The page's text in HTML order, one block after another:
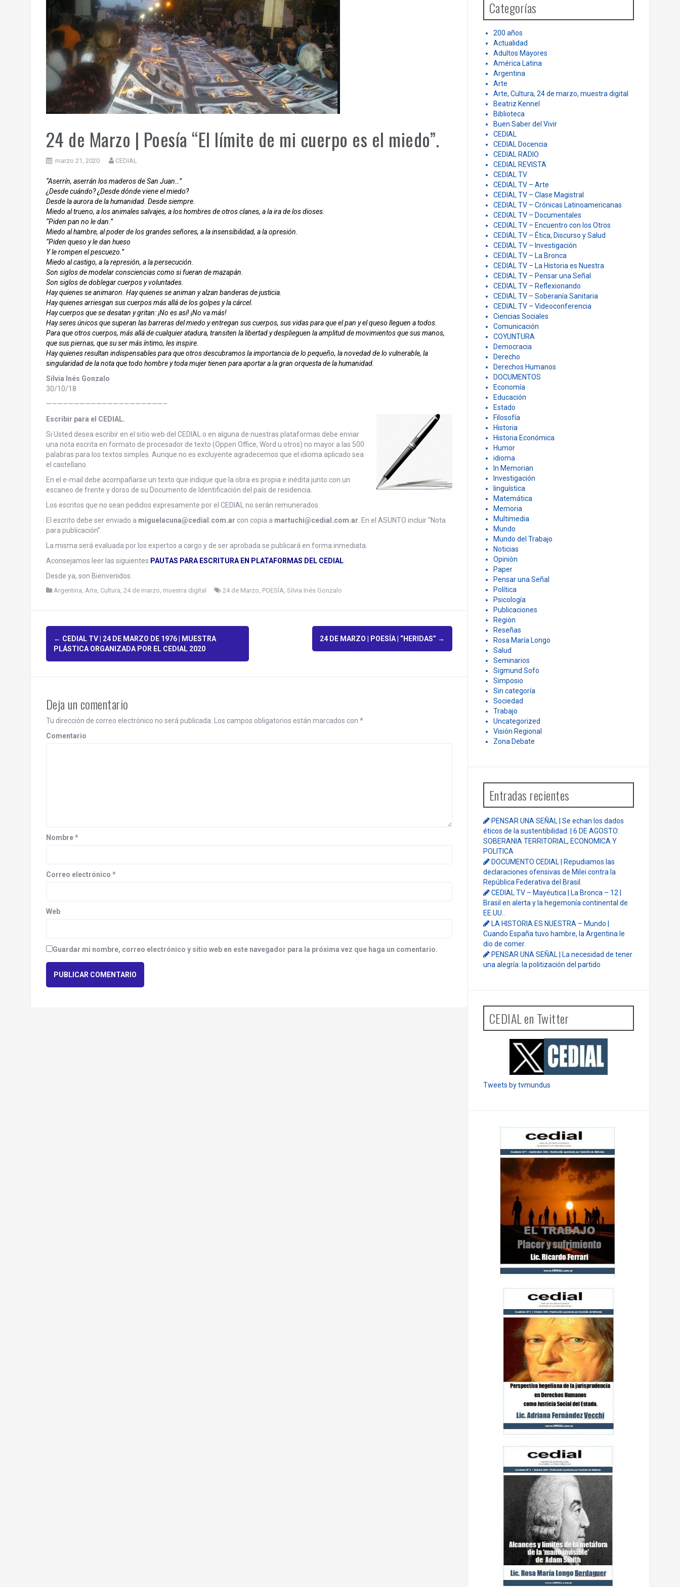
24 de Marzo | Poesía “El límite de mi cuerpo es el miedo”.
marzo 21, 2020 CEDIAL
“Aserrín, aserrán los maderos de San Juan…”
¿Desde cuándo? ¿Desde dónde viene el miedo?
Desde la aurora de la humanidad. Desde siempre.
Miedo al trueno, a los animales salvajes, a los hombres de otros clanes, a la ira de los dioses.
“Piden pan no le dan.”
Miedo al hambre, al poder de los grandes señores, a la insensibilidad, a la opresión.
“Piden queso y le dan hueso
Y le rompen el pescuezo.”
Miedo al castigo, a la represión, a la persecución.
Son siglos de modelar consciencias como si fueran de mazapán.
Son siglos de doblegar cuerpos y voluntades.
Hay quienes se animaron. Hay quienes se animan y alzan banderas de justicia.
Hay quienes arriesgan sus cuerpos más allá de los golpes y la cárcel.
Hay cuerpos que se desatan y gritan: ¡No es así! ¡No va más!
Hay seres únicos que superan las barreras del miedo y entregan sus cuerpos, sus vidas para que el pan y el queso lleguen a todos.
Para que otros cuerpos, más allá de cualquier atadura, transiten la libertad y desplieguen la amplitud de movimientos que sus manos,
que sus piernas, que su ser más íntimo, les inspire.
Hay quienes resultan indispensables para que otros descubramos la importancia de lo pequeño, la novedad de lo vulnerable, la
singularidad de la nota que todo hombre y toda mujer tienen para aportar a la gran orquesta de la humanidad.
Silvia Inés Gonzalo
30/10/18
—————————————————————–
Escribir para el CEDIAL.
Si Usted desea escribir en el sitio web del CEDIAL o en alguna de nuestras plataformas debe enviar
una nota escrita en formato de procesador de texto (Oppen Office, Word u otros) no mayor a las 500
palabras para los textos simples. Aunque no es excluyente agradecemos que el idioma aplicado sea
el castellano.
En el e-mail debe acompañarse un texto que indique que la obra es propia e inédita junto con un
escaneo de frente y dorso de su Documento de Identificación del país de residencia.
Los escritos que no sean pedidos expresamente por el CEDIAL no serán remunerados.
El escrito debe ser enviado a miguelacuna@cedial.com.ar con copia a martuchi@cedial.com.ar . En el ASUNTO incluir “Nota
para publicación”.
La misma será evaluada por los expertos a cargo y de ser aprobada se publicará en forma inmediata.
Aconsejamos leer las siguientes PAUTAS PARA ESCRITURA EN PLATAFORMAS DEL CEDIAL.
Desde ya, son Bienvenidos.
Argentina, Arte, Cultura, 24 de marzo, muestra digital 24 de Marzo, POESÍA, Silvia Inés Gonzalo
P
o
t
n
a
t
o
n
← CEDIAL TV | 24 DE MARZO DE 1976 | MUESTRA
PLÁSTICA ORGANIZADA POR EL CEDIAL 2020
24 DE MARZO | POESÍA | “HERIDAS” →
Deja un comentario
Tu dirección de correo electrónico no será publicada. Los campos obligatorios están marcados con *
Comentario
Nombre*
Correo electrónico *
Web
Guardar mi nombre, correo electrónico y sitio web en este navegador para la próxima vez que haga un comentario.
o
Categorías
200 años
Actualidad
Adultos Mayores
América Latina
Argentina
Arte
Arte, Cultura, 24 de marzo, muestra digital
Beatriz Kennel
Biblioteca
Buen Saber del Vivir
CEDIAL
CEDIAL Docencia
CEDIAL RADIO
CEDIAL REVISTA
CEDIAL TV
CEDIAL TV – Arte
CEDIAL TV – Clase Magistral
CEDIAL TV – Crónicas Latinoamericanas
CEDIAL TV – Documentales
CEDIAL TV – Encuentro con los Otros
CEDIAL TV – Ética, Discurso y Salud
CEDIAL TV – Investigación
CEDIAL TV – La Bronca
CEDIAL TV – La Historia es Nuestra
CEDIAL TV – Pensar una Señal
CEDIAL TV – Reflexionando
CEDIAL TV – Soberanía Sanitaria
CEDIAL TV – Videoconferencia
Ciencias Sociales
Comunicación
COYUNTURA
Democracia
Derecho
Derechos Humanos
DOCUMENTOS
Economía
Educación
Estado
Filosofía
Historia
Historia Económica
Humor
idioma
In Memorian
Investigación
linguística
Matemática
Memoria
Multimedia
Mundo
Mundo del Trabajo
Noticias
Opiniòn
Paper
Pensar una Señal
Política
Psicología
Publicaciones
Regiòn
Reseñas
Rosa María Longo
Salud
Seminarios
Sigmund Sofo
Simposio
Sin categoría
Sociedad
Trabajo
Uncategorized
Visión Regional
Zona Debate
Entradas recientes
PENSAR UNA SEÑAL | Se echan los dados
éticos de la sustentibilidad. | 6 DE AGOSTO:
SOBERANIA TERRITORIAL, ECONOMICA Y
POLITICA
DOCUMENTO CEDIAL | Repudiamos las
declaraciones ofensivas de Milei contra la
República Federativa del Brasil.
CEDIAL TV – Mayéutica | La Bronca – 12 |
Brasil en alerta y la hegemonía continental de
EE.UU..
LA HISTORIA ES NUESTRA – Mundo |
Cuando España tuvo hambre, la Argentina le
dio de comer.
PENSAR UNA SEÑAL | La necesidad de tener
una alegría: la politización del partido
CEDIAL en Twitter
Tweets by tvmundus